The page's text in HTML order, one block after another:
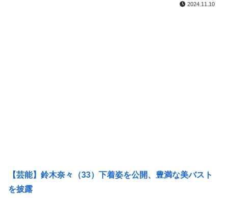
2024.11.10
【芸能】鈴木奈々（33）下着姿を公開、豊満な美バスト
を披露